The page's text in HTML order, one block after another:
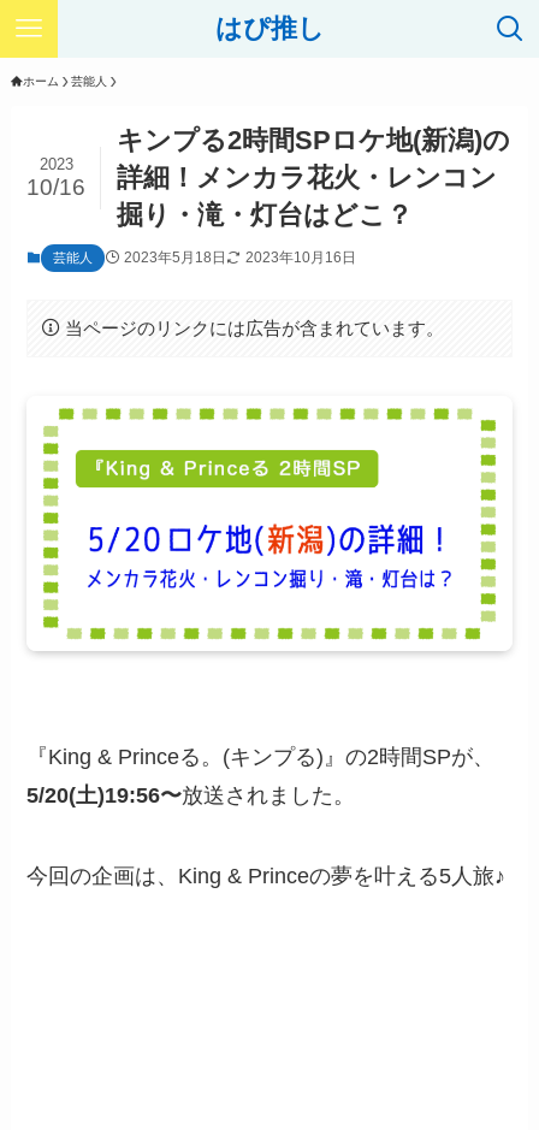
はぴ推し
ホーム 芸能人
キンプる2時間SPロケ地(新潟)の
詳細！メンカラ花火・レンコン
掘り・滝・灯台はどこ？
2023
10/16
芸能人 2023年5月18日 2023年10月16日
当ページのリンクには広告が含まれています。
『King & Princeる。(キンプる)』の2時間SPが、
5/20(土)19:56〜放送されました。
今回の企画は、King & Princeの夢を叶える5人旅♪